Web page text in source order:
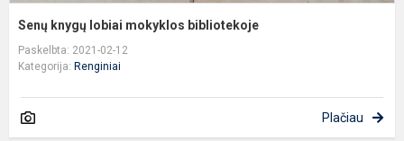
Senų knygų lobiai mokyklos bibliotekoje
Paskelbta: 2021-02-12
Kategorija: Renginiai
Plačiau